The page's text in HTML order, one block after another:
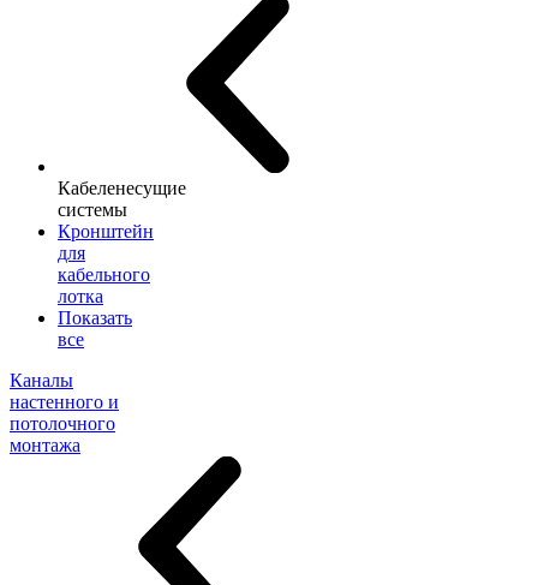
Кабеленесущие
системы
Кронштейн
для
кабельного
лотка
Показать
все
Каналы
настенного и
потолочного
монтажа